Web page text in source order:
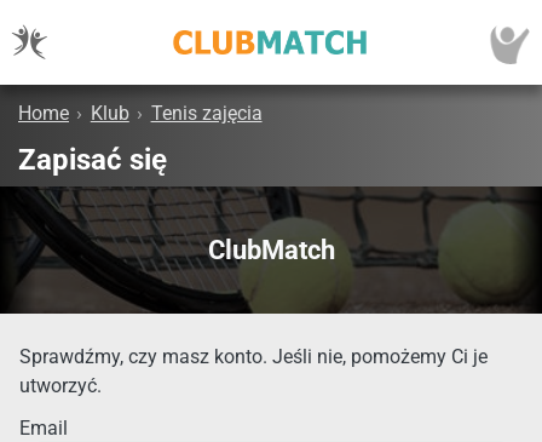
Home › Klub › Tenis zajęcia
Zapisać się
ClubMatch
Sprawdźmy, czy masz konto. Jeśli nie, pomożemy Ci je
utworzyć.
Email